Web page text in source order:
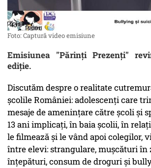
Foto: Captură video emisiune
Emisiunea "Părinți Prezenți"
ediție.
Discutăm despre o realitate
școlile României: adolescenți care
mesaje de amenințare către școli și
13 ani implicați, în baia școlii, în
le filmează și le vând apoi colegilor,
între elevi: strangulare, mușcături în
înțepături, consum de droguri și